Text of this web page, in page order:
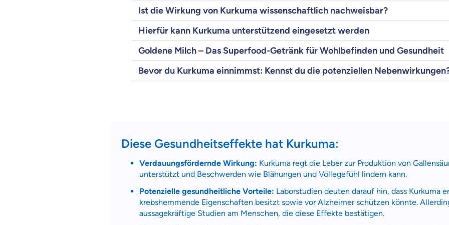
Ist die Wirkung von Kurkuma wissenschaftlich nachweisbar?
Hierfür kann Kurkuma unterstützend eingesetzt werden
Goldene Milch – Das Superfood-Getränk für Wohlbefinden und Gesundheit
Bevor du Kurkuma einnimmst: Kennst du die potenziellen
Diese Gesundheitseffekte hat Kurkuma:
Verdauungsfördernde Wirkung: Kurkuma regt die Leber zur Produktion von
unterstützt und Beschwerden wie Blähungen und Völlegefühl lindern kann.
Potenzielle gesundheitliche Vorteile: Laborstudien deuten darauf hin, dass Kurkuma
krebshemmende Eigenschaften besitzt sowie vor Alzheimer schützen könnte.
aussagekräftige Studien am Menschen, die diese Effekte bestätigen.